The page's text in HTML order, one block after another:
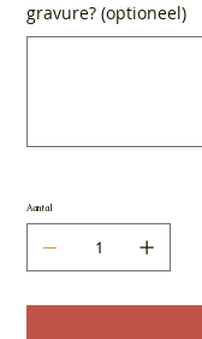
gravure? (optioneel)
Aantal